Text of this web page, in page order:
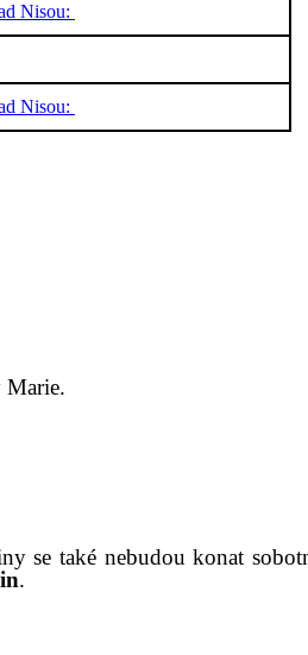
Nisou:
Nisou:
Marie.
se také nebudou konat
.